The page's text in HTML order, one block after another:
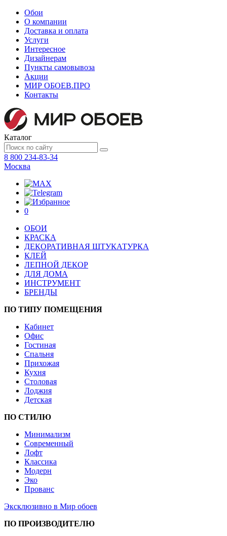
Обои
О компании
Доставка и оплата
Услуги
Интересное
Дизайнерам
Пункты самовывоза
Акции
МИР ОБОЕВ.ПРО
Контакты
Каталог
8 800 234-83-34
Москва
0
ОБОИ
КРАСКА
ДЕКОРАТИВНАЯ ШТУКАТУРКА
КЛЕЙ
ЛЕПНОЙ ДЕКОР
ДЛЯ ДОМА
ИНСТРУМЕНТ
БРЕНДЫ
ПО ТИПУ ПОМЕЩЕНИЯ
Кабинет
Офис
Гостиная
Спальня
Прихожая
Кухня
Столовая
Лоджия
Детская
ПО СТИЛЮ
Минимализм
Современный
Лофт
Классика
Модерн
Эко
Прованс
Эксклюзивно в Мир обоев
ПО ПРОИЗВОДИТЕЛЮ